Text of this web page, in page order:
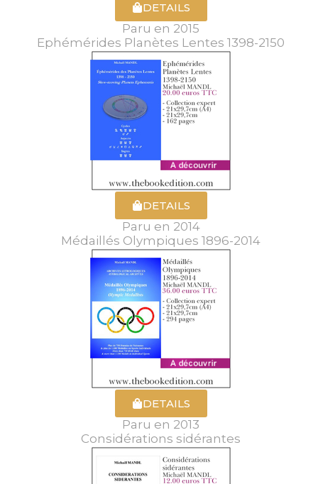
DETAILS
Paru en 2015
Ephémérides Planètes Lentes 1398-2150
DETAILS
Paru en 2014
Médaillés Olympiques 1896-2014
DETAILS
Paru en 2013
Considérations sidérantes